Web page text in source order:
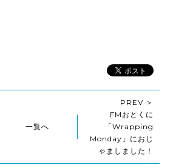
一覧へ
PREV ＞
FMおとくに
「Wrapping
Monday」におじ
ゃましました！